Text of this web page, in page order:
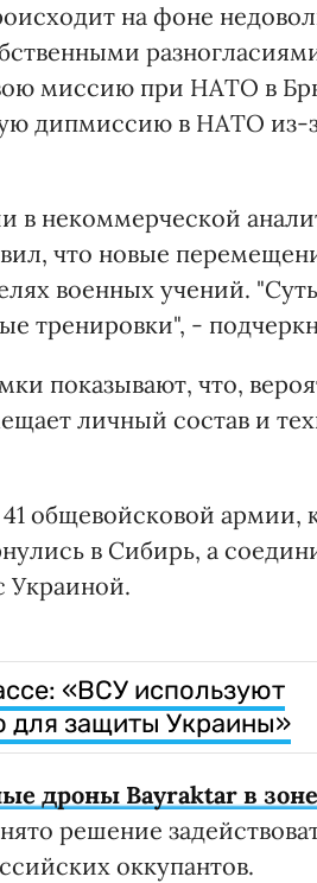
на фоне
миссию при НАТО в
дипмиссию в НАТО из-
в некоммерческой
что новые
военных учений.
тренировки", -
показывают, что,
личный состав и
общевойсковой армии,
в Сибирь, а
Украиной.
«ВСУ используют
для защиты Украины»
дроны Bayraktar в
решение
оккупантов.